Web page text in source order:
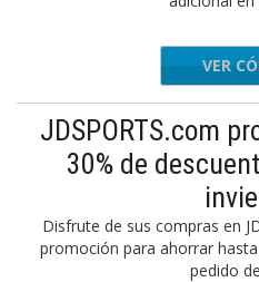
VER
JDSPORTS.com
30% de
Disfrute de sus compras en
promoción para ahorrar
pedido